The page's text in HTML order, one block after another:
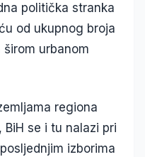
politička stranka
od ukupnog broja
urbanom
regiona
se i tu nalazi pri
izborima